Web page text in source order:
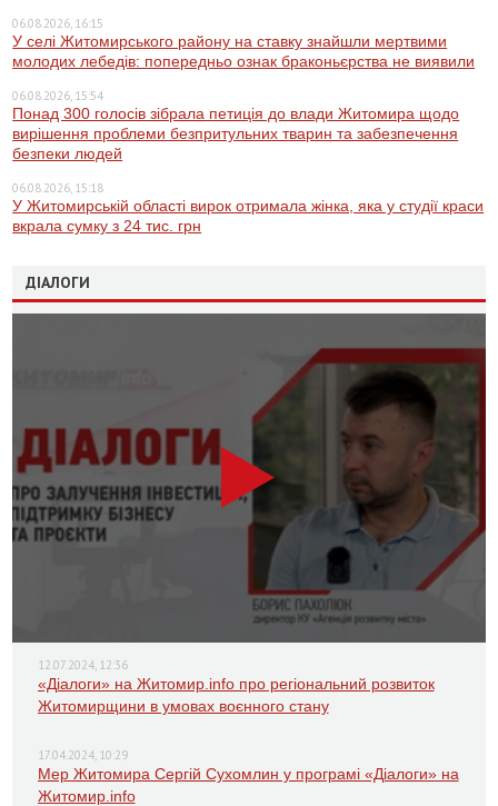
06.08.2026, 16:15
У селі Житомирського району на ставку знайшли мертвими
молодих лебедів: попередньо ознак браконьєрства не виявили
06.08.2026, 15:54
Понад 300 голосів зібрала петиція до влади Житомира щодо
вирішення проблеми безпритульних тварин та забезпечення
безпеки людей
06.08.2026, 15:18
У Житомирській області вирок отримала жінка, яка у студії краси
вкрала сумку з 24 тис. грн
ДІАЛОГИ
12.07.2024, 12:36
«Діалоги» на Житомир.info про регіональний розвиток
Житомирщини в умовах воєнного стану
17.04.2024, 10:29
Мер Житомира Сергій Сухомлин у програмі «Діалоги» на
Житомир.info